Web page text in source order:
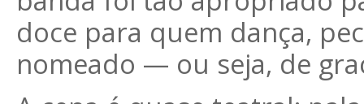
doce para quem dança,
nomeado — ou seja, de